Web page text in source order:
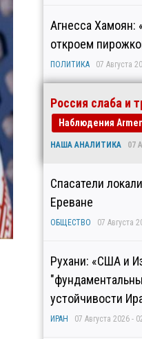
Агнесса Хамоян:
откроем
ПОЛИТИКА 07 Августа
Россия слаба и
Наблюдения
НАША АНАЛИТИКА 07
Спасатели
Ереване
ОБЩЕСТВО 07 Августа
Рухани: «США и
устойчивости
ИРАН 07 Августа 2026 -